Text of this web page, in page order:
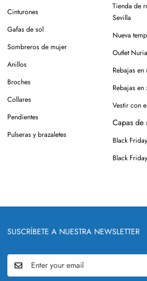
Cinturones
Gafas de sol
Sombreros de mujer
Anillos
Broches
Collares
Pendientes
Pulseras y brazaletes
Tienda de
Sevilla
Nueva
Outlet
Rebajas
Rebajas
Vestir con
Capas de
Black
Black
SUSCRÍBETE A NUESTRA NEWSLETTER